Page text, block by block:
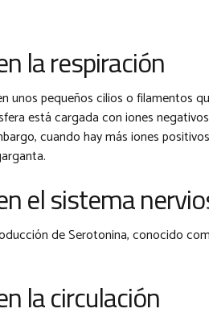
la respiración
unos pequeños cilios o filamentos
está cargada con iones
cuando hay más iones
el sistema
de Serotonina, conocido
la circulación